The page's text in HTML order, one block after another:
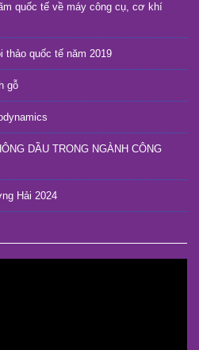
quốc tế về máy công cụ, cơ khí
thảo quốc tế năm 2019
gỗ
DẦU TRONG NGÀNH CÔNG
Hải 2024